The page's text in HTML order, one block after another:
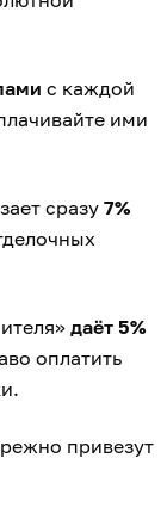
с каждой
ими
сразу7%
даёт 5%
оплатить
привезут